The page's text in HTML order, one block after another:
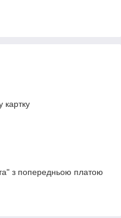
картку
з попередньою платою